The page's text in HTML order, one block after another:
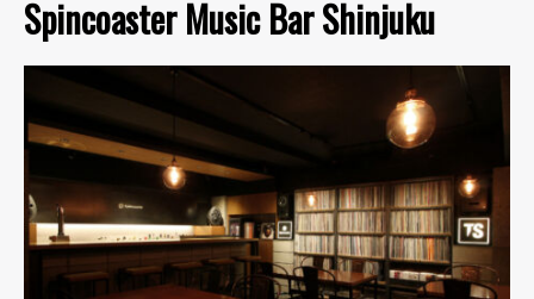
Spincoaster Music Bar Shinjuku